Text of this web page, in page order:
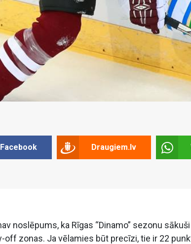
Facebook Draugiem.lv
noslēpums, ka Rīgas “Dinamo” sezonu
off zonas. Ja vēlamies būt precīzi, tie ir 22